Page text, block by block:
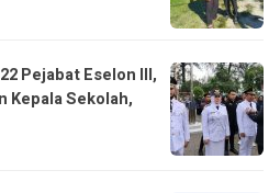
Pejabat Eselon III,
Kepala Sekolah,